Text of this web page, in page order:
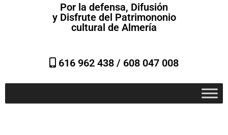
Por la defensa, Difusión
y Disfrute del Patrimononio
cultural de Almería
616 962 438 / 608 047 008